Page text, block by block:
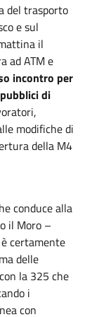
del trasporto
e sul
il
ad ATM e
incontro per
di
modifiche di
della M4
conduce alla
il Moro –
certamente
delle
la 325 che
i
con